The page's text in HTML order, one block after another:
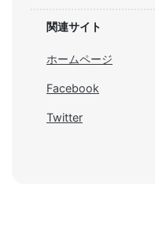
関連サイト
ホームページ
Facebook
Twitter